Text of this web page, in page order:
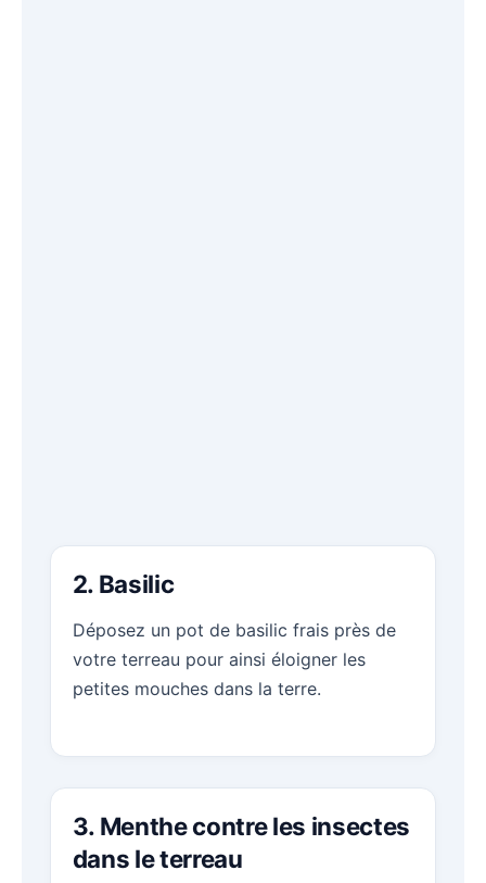
2. Basilic
Déposez un pot de basilic frais près de
votre terreau pour ainsi éloigner les
petites mouches dans la terre.
3. Menthe contre les insectes
dans le terreau